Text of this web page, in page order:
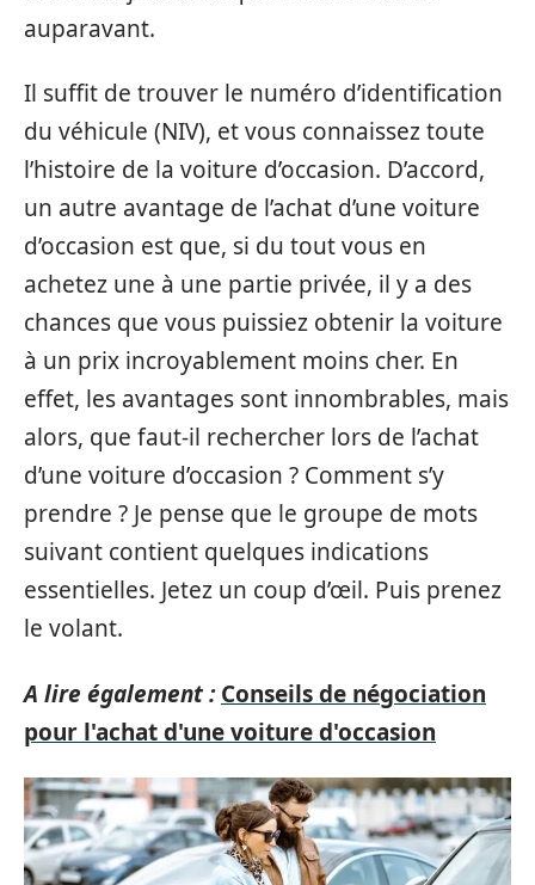
auparavant.
Il suffit de trouver le numéro d’identification
du véhicule (NIV), et vous connaissez toute
l’histoire de la voiture d’occasion. D’accord,
un autre avantage de l’achat d’une voiture
d’occasion est que, si du tout vous en
achetez une à une partie privée, il y a des
chances que vous puissiez obtenir la voiture
à un prix incroyablement moins cher. En
effet, les avantages sont innombrables, mais
alors, que faut-il rechercher lors de l’achat
d’une voiture d’occasion ? Comment s’y
prendre ? Je pense que le groupe de mots
suivant contient quelques indications
essentielles. Jetez un coup d’œil. Puis prenez
le volant.
A lire également : Conseils de négociation
pour l'achat d'une voiture d'occasion